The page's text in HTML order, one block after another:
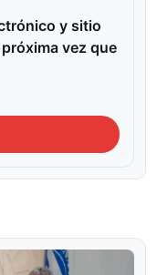
y sitio
vez que